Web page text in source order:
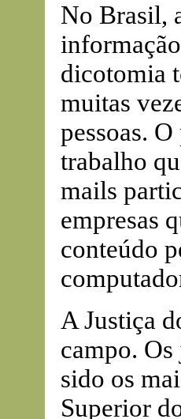
No Brasil,
dicotomia
muitas
pessoas.
trabalho
mails
empresas
conteúdo
A Justiça
campo.
sido os
Superior